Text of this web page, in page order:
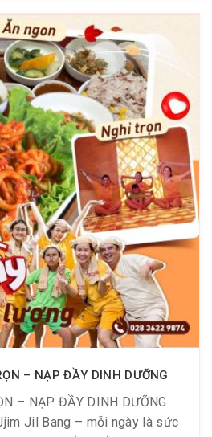
– NẠP ĐẦY DINH DƯỠNG
– NẠP ĐẦY DINH DƯỠNG
Jil Bang – mỗi ngày là sức